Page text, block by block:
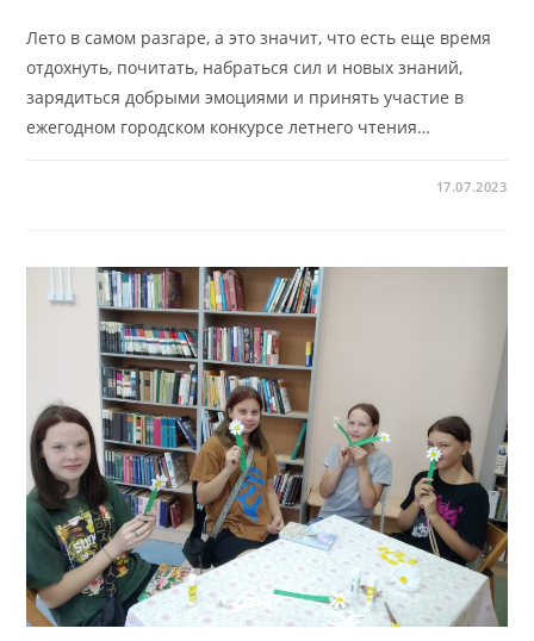
Лето в самом разгаре, а это значит, что есть еще время
отдохнуть, почитать, набраться сил и новых знаний,
зарядиться добрыми эмоциями и принять участие в
ежегодном городском конкурсе летнего чтения…
17.07.2023